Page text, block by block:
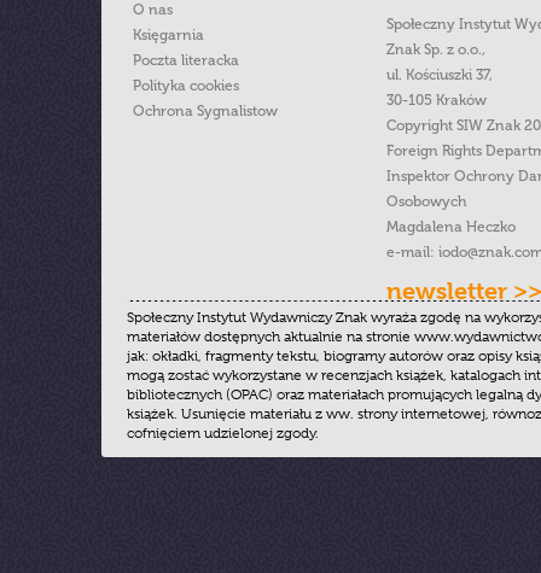
O nas
Księgarnia
Poczta literacka
Polityka cookies
Ochrona Sygnalistow
Społeczny Instytut
Znak Sp. z o.o.,
ul. Kościuszki 37,
30-105 Kraków
Copyright SIW Znak
Foreign Rights
Inspektor Ochrony
Osobowych
Magdalena Heczko
e-mail:
newsletter >>
Społeczny Instytut Wydawniczy Znak wyraża zgodę na
materiałów dostępnych aktualnie na stronie
jak: okładki, fragmenty tekstu, biogramy autorów oraz opisy
mogą zostać wykorzystane w recenzjach książek, katalogach
bibliotecznych (OPAC) oraz materiałach promujących legalną
książek. Usunięcie materiału z ww. strony internetowej,
cofnięciem udzielonej zgody.